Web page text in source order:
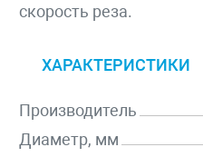
скорость реза.
ХАРАКТЕРИСТИКИ
Производитель
Диаметр, мм